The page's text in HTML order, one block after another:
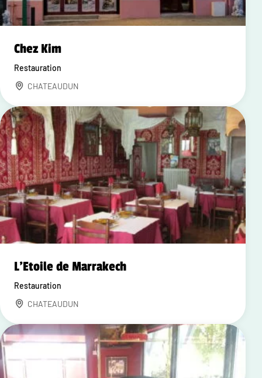
Chez Kim
Restauration
CHATEAUDUN
L'Etoile de Marrakech
Restauration
CHATEAUDUN